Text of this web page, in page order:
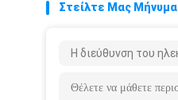
Στείλτε Μας Μήνυμα